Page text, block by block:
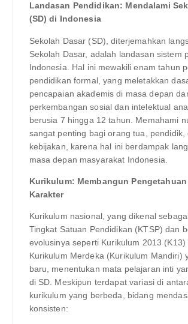
Landasan Pendidikan: Mendalami
(SD) di Indonesia
Sekolah Dasar (SD), diterjemahkan
Sekolah Dasar, adalah landasan sistem
Indonesia. Hal ini mewakili enam tahun
pendidikan formal, yang meletakkan
pencapaian akademis di masa depan
perkembangan sosial dan intelektual
berusia 7 hingga 12 tahun. Memahami
sangat penting bagi orang tua, pendidik,
kebijakan, karena hal ini berdampak
masa depan masyarakat Indonesia.
Kurikulum: Membangun Pengetahuan
Karakter
Kurikulum nasional, yang dikenal
Tingkat Satuan Pendidikan (KTSP) dan
evolusinya seperti Kurikulum 2013 (K13)
Kurikulum Merdeka (Kurikulum Mandiri)
baru, menentukan mata pelajaran inti
di SD. Meskipun terdapat variasi di
kurikulum yang berbeda, bidang
konsisten: